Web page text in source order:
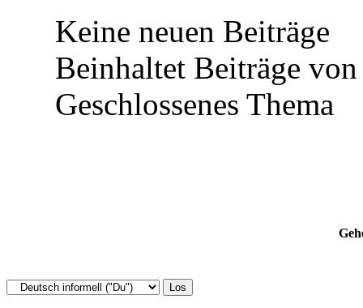
Keine neuen Beiträge
Beinhaltet Beiträge
Geschlossenes Thema